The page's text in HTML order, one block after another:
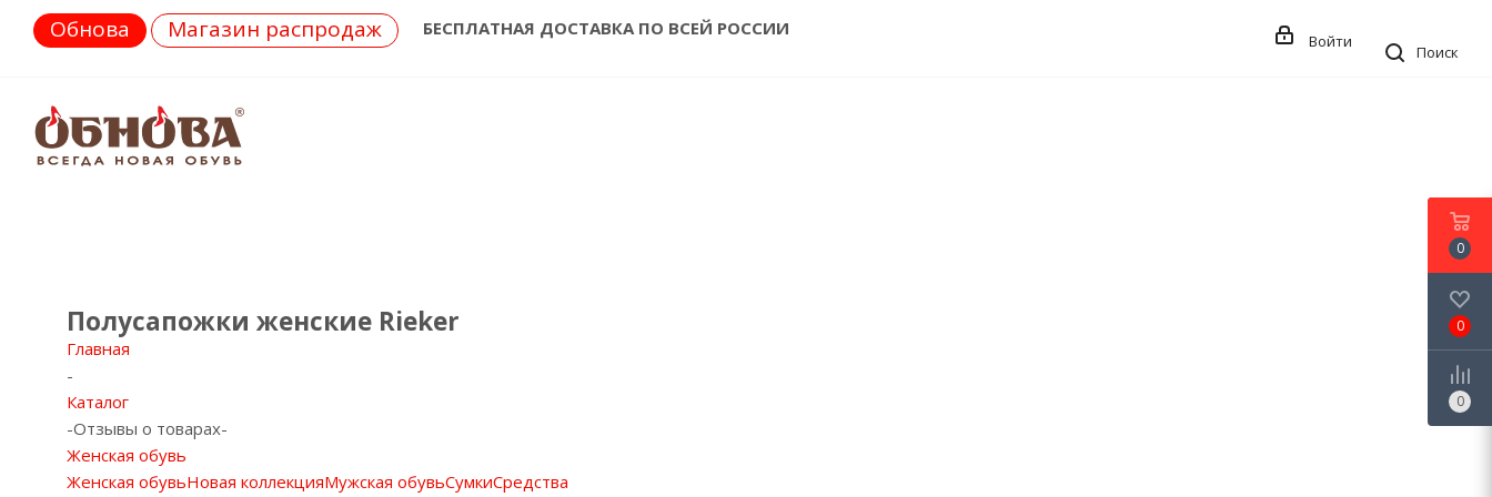
Обнова Магазин распродаж БЕСПЛАТНАЯ ДОСТАВКА ПО ВСЕЙ РОССИИ
Поиск
Войти
Полусапожки женские Rieker
Главная
-
Каталог
-Отзывы о товарах-
Женская обувь
Женская обувьНовая коллекцияМужская обувьСумкиСредства
0
0
0